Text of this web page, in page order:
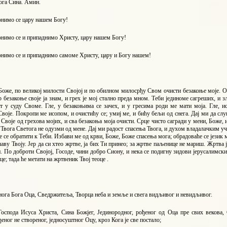
Сина. Амин.
се цару нашем Богу!
се и припаднимо Христу, цару нашем Богу!
се и припаднимо самоме Христу, цару и Богу нашем!
по великој милости Својој и по обилном милосрђу Свом очисти безакоње моје.
безакоње своје ја знам, и грех је мој стално преда мном. Теби јединоме сагреших,
у суду Своме. Гле, у безакоњима се зачех, и у гресима роди ме мати моја. Гле,
Покропи ме исопом, и очистићу се; умиј ме, и бићу бељи од снега. Дај ми да
од грехова мојих, и сва безакоња моја очисти. Срце чисто сагради у мени,
Светога не одузми од мене. Дај ми радост спасења Твога, и духом владалачким
се обратити к Теби. Избави ме од крви, Боже, Боже спасења мога; обрадоваће се језик
Твоју. Јер да си хтео жртве, ја бих Ти принео; за жртве паљенице не мариш.
По доброти Својој, Госоде, чини добро Сиону, и нека се подигну зидови
тада ће метати на жртвеник Твој теоце .
Бога Оца, Сведржитеља, Творца неба и земље и свега видљивог и невидљивог.
Исуса Христа, Сина Божјег, Јединородног, рођеног од Оца пре свих
не створеног, једносуштног Оцу, кроз Кога је све постало;